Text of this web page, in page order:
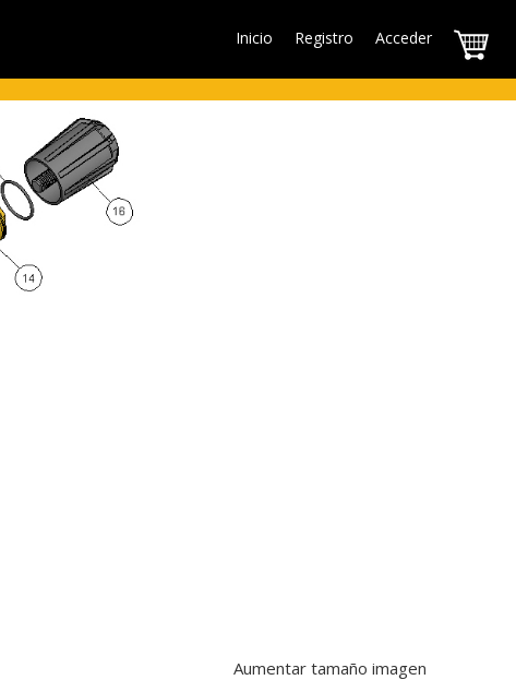
Inicio Registro Acceder
Aumentar tamaño imagen